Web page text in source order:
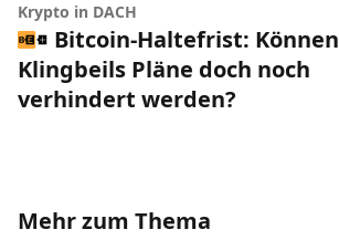
Krypto in DACH
Bitcoin-Haltefrist: Können
Klingbeils Pläne doch noch
verhindert werden?
Mehr zum Thema